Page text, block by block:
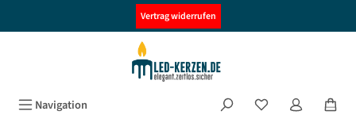
Vertrag widerrufen
Navigation